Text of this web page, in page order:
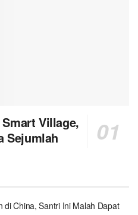
Village,
Sejumlah
di China, Santri Ini Malah Dapat